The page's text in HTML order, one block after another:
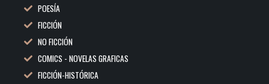
POESÍA
FICCIÓN
NO FICCIÓN
COMICS - NOVELAS GRAFICAS
FICCIÓN-HISTÓRICA